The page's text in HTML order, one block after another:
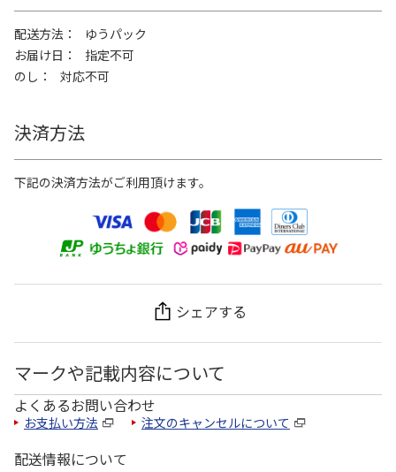
配送方法
ゆうパック
お届け日
指定不可
のし
対応不可
決済方法
下記の決済方法がご利用頂けます。
シェアする
マークや記載内容について
よくあるお問い合わせ
お支払い方法 注文のキャンセルについて
配送情報について